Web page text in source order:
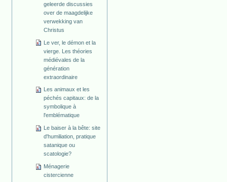
geleerde discussies
over de maagdelijke
verwekking van
Christus
Le ver, le démon et la
vierge. Les théories
médiévales de la
génération
extraordinaire
Les animaux et les
péchés capitaux: de la
symbolique à
l'emblématique
Le baiser à la bête: site
d'humiliation, pratique
satanique ou
scatologie?
Ménagerie
cistercienne